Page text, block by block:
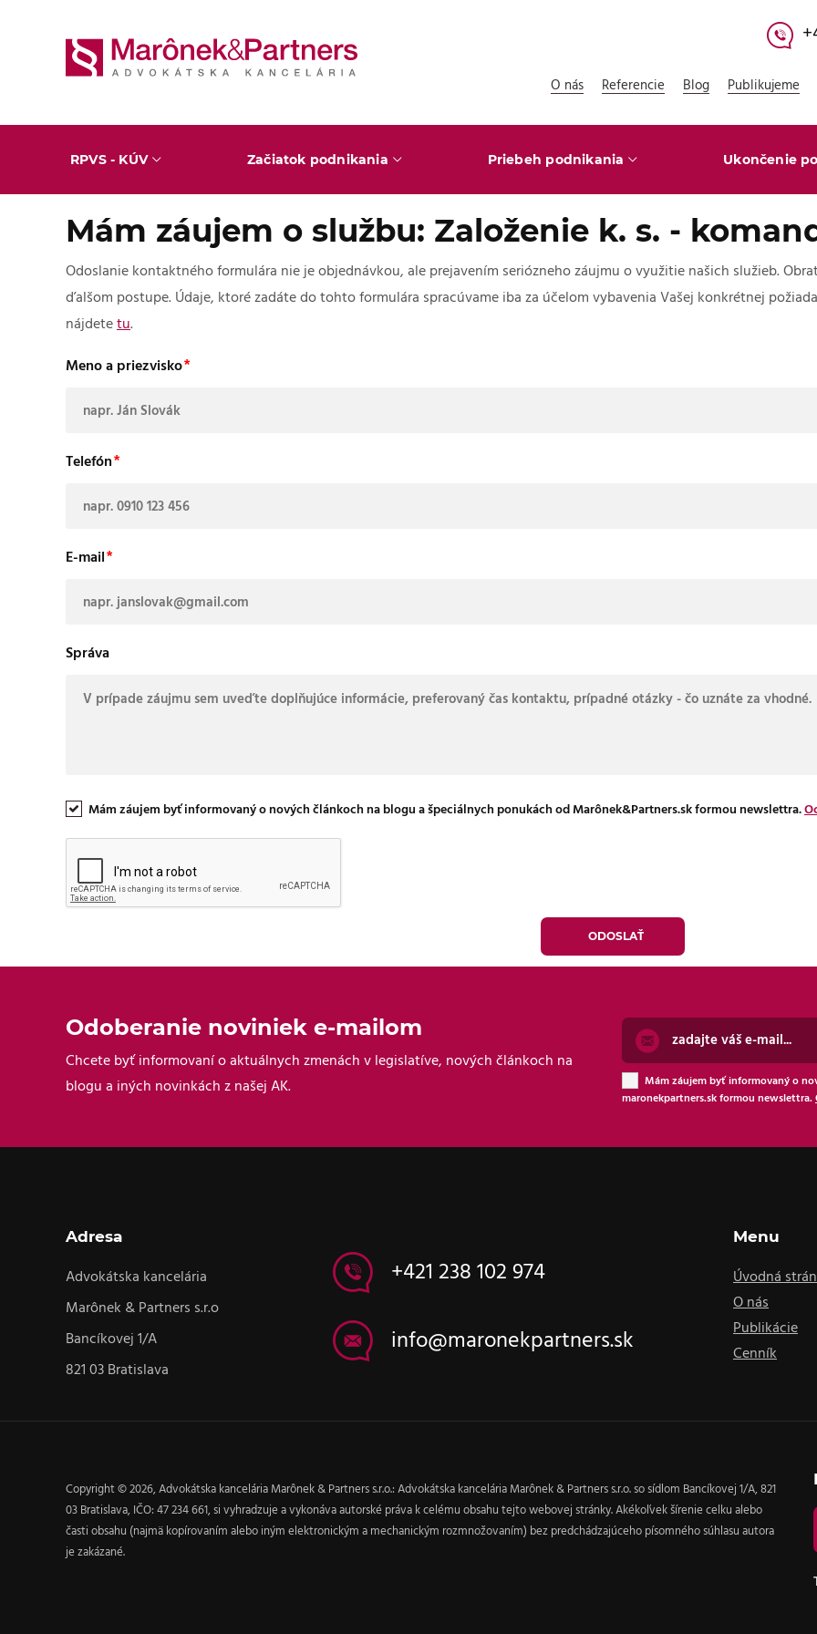
O nás Referencie Blog Publikujeme
RPVS - KÚV Začiatok podnikania Priebeh podnikania Ukončenie
Mám záujem o službu: Založenie k. s. -
Odoslanie kontaktného formulára nie je objednávkou, ale prejavením seriózneho záujmu o využitie našich služieb.
ďalšom postupe. Údaje, ktoré zadáte do tohto formulára spracúvame iba za účelom vybavenia Vašej konkrétnej
nájdete tu.
Meno a priezvisko
Telefón
E-mail
Správa
Mám záujem byť informovaný o nových článkoch na blogu a špeciálnych ponukách od Marônek&Partners.sk formou newslettra.
Odoberanie noviniek e-mailom
Chcete byť informovaní o aktuálnych zmenách v legislatíve, nových článkoch na
blogu a iných novinkách z našej AK.
Mám záujem byť informovaný o
maronekpartners.sk formou newslettra.
Adresa
Advokátska kancelária
Marônek & Partners s.r.o
Bancíkovej 1/A
821 03 Bratislava
+421 238 102 974
info@maronekpartners.sk
Menu
Úvodná
O nás
Publikácie
Cenník
Copyright © 2026, Advokátska kancelária Marônek & Partners s.r.o.: Advokátska kancelária Marônek & Partners s.r.o. so sídlom Bancíkovej 1/A, 821
03 Bratislava, IČO: 47 234 661, si vyhradzuje a vykonáva autorské práva k celému obsahu tejto webovej stránky. Akékoľvek šírenie celku alebo
časti obsahu (najmä kopírovaním alebo iným elektronickým a mechanickým rozmnožovaním) bez predchádzajúceho písomného súhlasu autora
je zakázané.